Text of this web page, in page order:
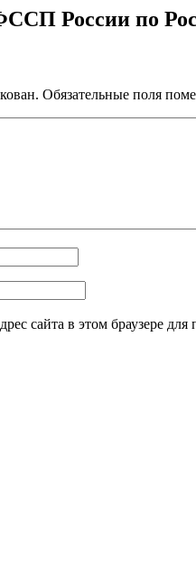
России по
Обязательные поля
сайта в этом браузере